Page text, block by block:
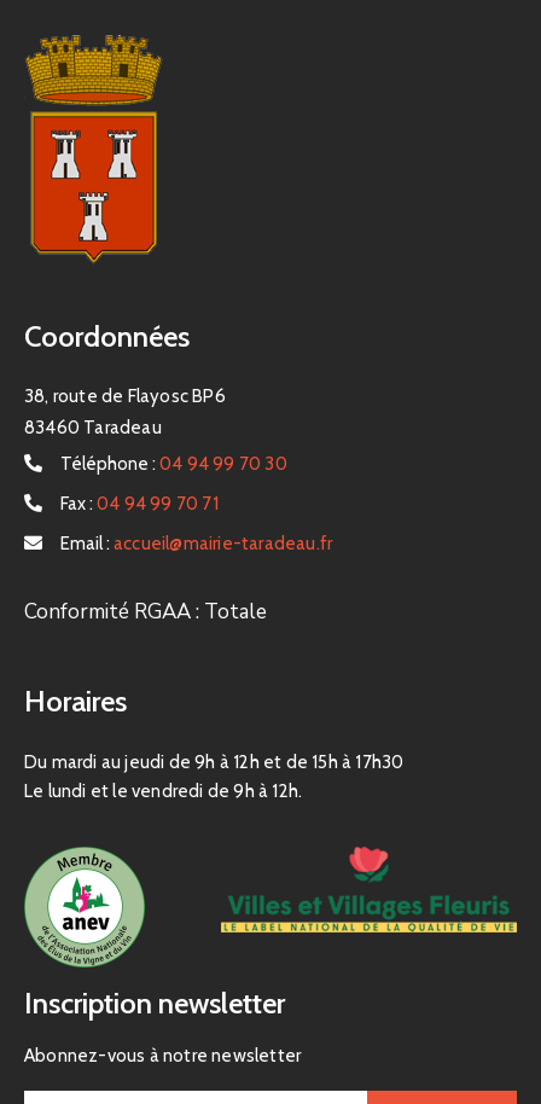
Coordonnées
38, route de Flayosc BP6
83460 Taradeau
Téléphone : 04 94 99 70 30
Fax : 04 94 99 70 71
Email : accueil@mairie-taradeau.fr
Conformité RGAA : Totale
Horaires
Du mardi au jeudi de 9h à 12h et de 15h à 17h30
Le lundi et le vendredi de 9h à 12h.
Inscription newsletter
Abonnez-vous à notre newsletter